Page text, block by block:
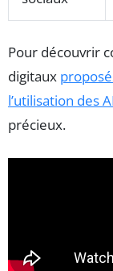
Pour découvrir
digitaux
l’utilisation des
précieux.